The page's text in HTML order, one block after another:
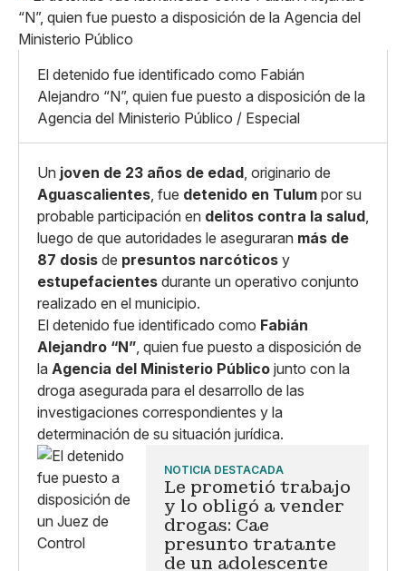
Linkedin
Facebook
X
Whatsapp
Copiar enlace
Pequeño
Mediano
El detenido fue identificado como Fabián
Alejandro “N”, quien fue puesto a disposición de la
Agencia del Ministerio Público / Especial
Un joven de 23 años de edad, originario de
Aguascalientes, fue detenido en Tulum por su
probable participación en delitos contra la salud,
luego de que autoridades le aseguraran más de
87 dosis de presuntos narcóticos y
estupefacientes durante un operativo conjunto
realizado en el municipio.
El detenido fue identificado como Fabián
Alejandro “N”, quien fue puesto a disposición de
la Agencia del Ministerio Público junto con la
droga asegurada para el desarrollo de las
investigaciones correspondientes y la
determinación de su situación jurídica.
NOTICIA DESTACADA
Le prometió trabajo
y lo obligó a vender
drogas: Cae
presunto tratante
de un adolescente